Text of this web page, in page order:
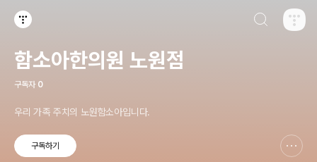
함소아한의원 노원점
구독자 0
우리 가족 주치의 노원함소아입니다.
구독하기